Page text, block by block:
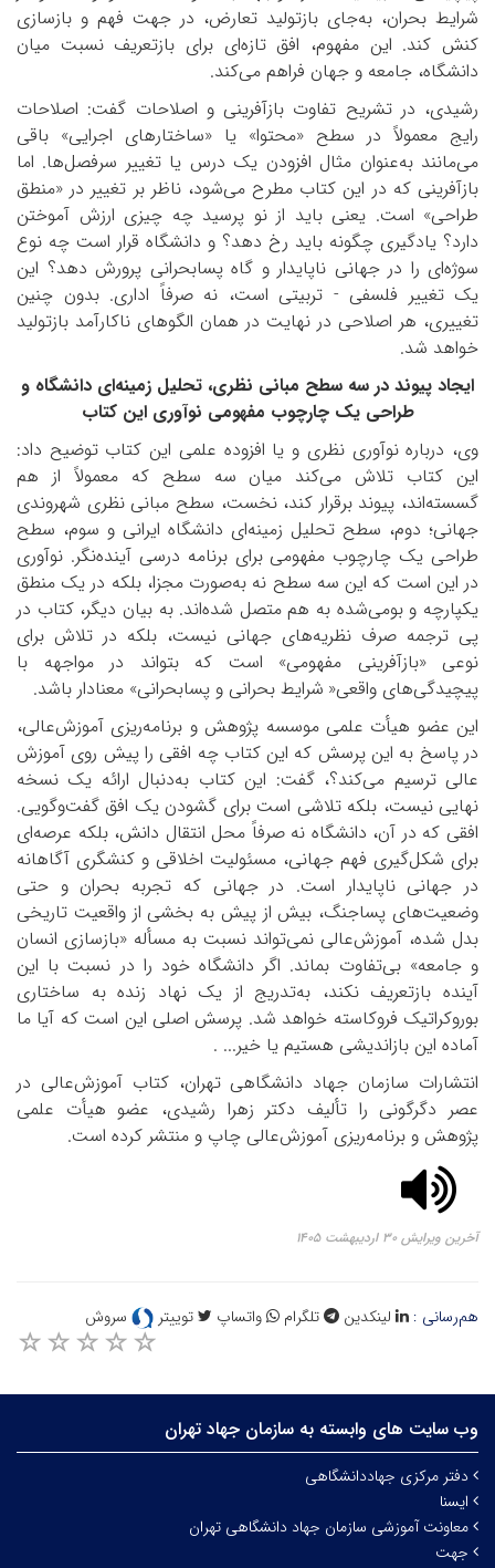
شرایط بحران، به‌جای بازتولید تعارض، در جهت فهم و بازسازی
کنش کند. این مفهوم، افق تازه‌ای برای بازتعریف نسبت میان
دانشگاه، جامعه و جهان فراهم می‌کند.
رشیدی، در تشریح تفاوت بازآفرینی و اصلاحات گفت: اصلاحات
رایج معمولاً در سطح «محتوا» یا «ساختارهای اجرایی» باقی
می‌مانند به‌عنوان مثال افزودن یک درس یا تغییر سرفصل‌ها. اما
بازآفرینی که در این کتاب مطرح می‌شود، ناظر بر تغییر در «منطق
طراحی» است. یعنی باید از نو پرسید چه چیزی ارزش آموختن
دارد؟ یادگیری چگونه باید رخ دهد؟ و دانشگاه قرار است چه نوع
سوژه‌ای را در جهانی ناپایدار و گاه پسابحرانی پرورش دهد؟ این
یک تغییر فلسفی - تربیتی است، نه صرفاً اداری. بدون چنین
تغییری، هر اصلاحی در نهایت در همان الگوهای ناکارآمد بازتولید
خواهد شد.
ایجاد پیوند در سه سطح مبانی نظری، تحلیل زمینه‌ای دانشگاه و
طراحی یک چارچوب مفهومی نوآوری این کتاب
وی، درباره نوآوری نظری و یا افزوده علمی این کتاب توضیح داد:
این کتاب تلاش می‌کند میان سه سطح که معمولاً از هم
گسسته‌اند، پیوند برقرار کند، نخست، سطح مبانی نظری شهروندی
جهانی؛ دوم، سطح تحلیل زمینه‌ای دانشگاه ایرانی و سوم، سطح
طراحی یک چارچوب مفهومی برای برنامه درسی آینده‌نگر. نوآوری
در این است که این سه سطح نه به‌صورت مجزا، بلکه در یک منطق
یکپارچه و بومی‌شده به هم متصل شده‌اند. به بیان دیگر، کتاب در
پی ترجمه صرف نظریه‌های جهانی نیست، بلکه در تلاش برای
نوعی «بازآفرینی مفهومی» است که بتواند در مواجهه با
پیچیدگی‌های واقعی« شرایط بحرانی و پسابحرانی» معنادار باشد.
این عضو هیأت علمی موسسه پژوهش و برنامه‌ریزی آموزش‌عالی،
در پاسخ به این پرسش که این کتاب چه افقی را پیش روی آموزش
عالی ترسیم می‌کند؟، گفت: این کتاب به‌دنبال ارائه یک نسخه
نهایی نیست، بلکه تلاشی است برای گشودن یک افق گفت‌وگویی.
افقی که در آن، دانشگاه نه صرفاً محل انتقال دانش، بلکه عرصه‌ای
برای شکل‌گیری فهم جهانی، مسئولیت اخلاقی و کنشگری آگاهانه
در جهانی ناپایدار است. در جهانی که تجربه بحران و حتی
وضعیت‌های پسا‌جنگ، بیش از پیش به بخشی از واقعیت تاریخی
بدل شده، آموزش‌عالی نمی‌تواند نسبت به مسأله «بازسازی انسان
و جامعه» بی‌تفاوت بماند. اگر دانشگاه خود را در نسبت با این
آینده بازتعریف نکند، به‌تدریج از یک نهاد زنده به ساختاری
بوروکراتیک فروکاسته خواهد شد. پرسش اصلی این است که آیا ما
آماده این بازاندیشی هستیم یا خیر... .
انتشارات سازمان جهاد دانشگاهی تهران، کتاب آموزش‌عالی در
عصر دگرگونی را تألیف دکتر زهرا رشیدی، عضو هیأت علمی
پژوهش و برنامه‌ریزی آموزش‌عالی چاپ و منتشر کرده است.
آخرین ویرایش ۳۰ اردیبهشت ۱۴۰۵
هم‌رسانی : لینکدین تلگرام واتساپ توییتر سروش
وب سایت های وابسته به سازمان جهاد تهران
دفتر مرکزی جهاددانشگاهی
ایسنا
معاونت آموزشی سازمان جهاد دانشگاهی تهران
جهت